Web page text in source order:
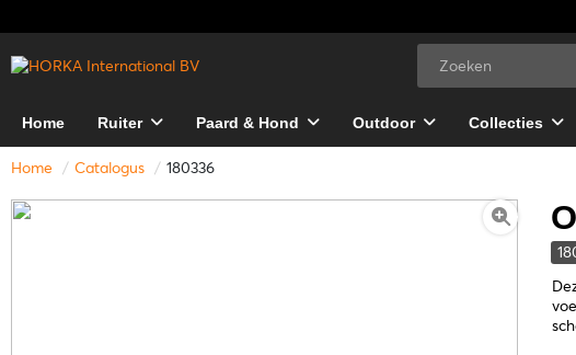
Home Ruiter Paard & Hond Outdoor Collecties
Home Catalogus 180336